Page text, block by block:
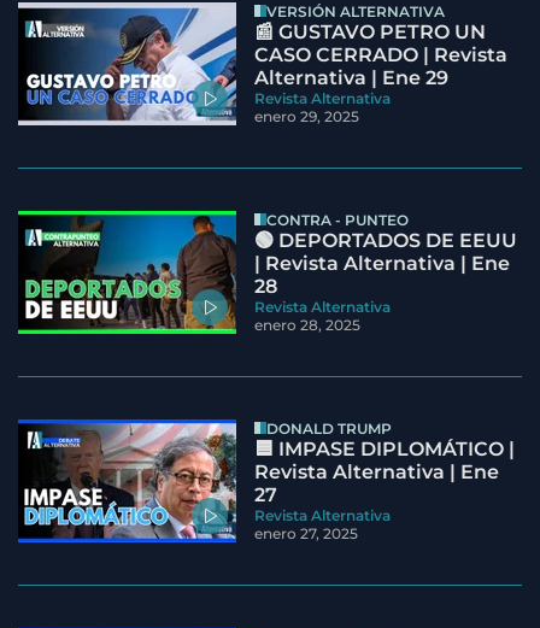
VERSIÓN ALTERNATIVA
📰 GUSTAVO PETRO UN
CASO CERRADO | Revista
Alternativa | Ene 29
Revista Alternativa
enero 29, 2025
CONTRA - PUNTEO
🟢 DEPORTADOS DE EEUU
| Revista Alternativa | Ene
28
Revista Alternativa
enero 28, 2025
DONALD TRUMP
🟦 IMPASE DIPLOMÁTICO |
Revista Alternativa | Ene
27
Revista Alternativa
enero 27, 2025